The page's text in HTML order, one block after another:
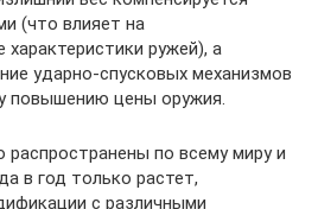
(что влияет на
характеристики ружей), а
ударно-спусковых механизмов
повышению цены оружия.
по всему миру и
в год только растет,
с различными